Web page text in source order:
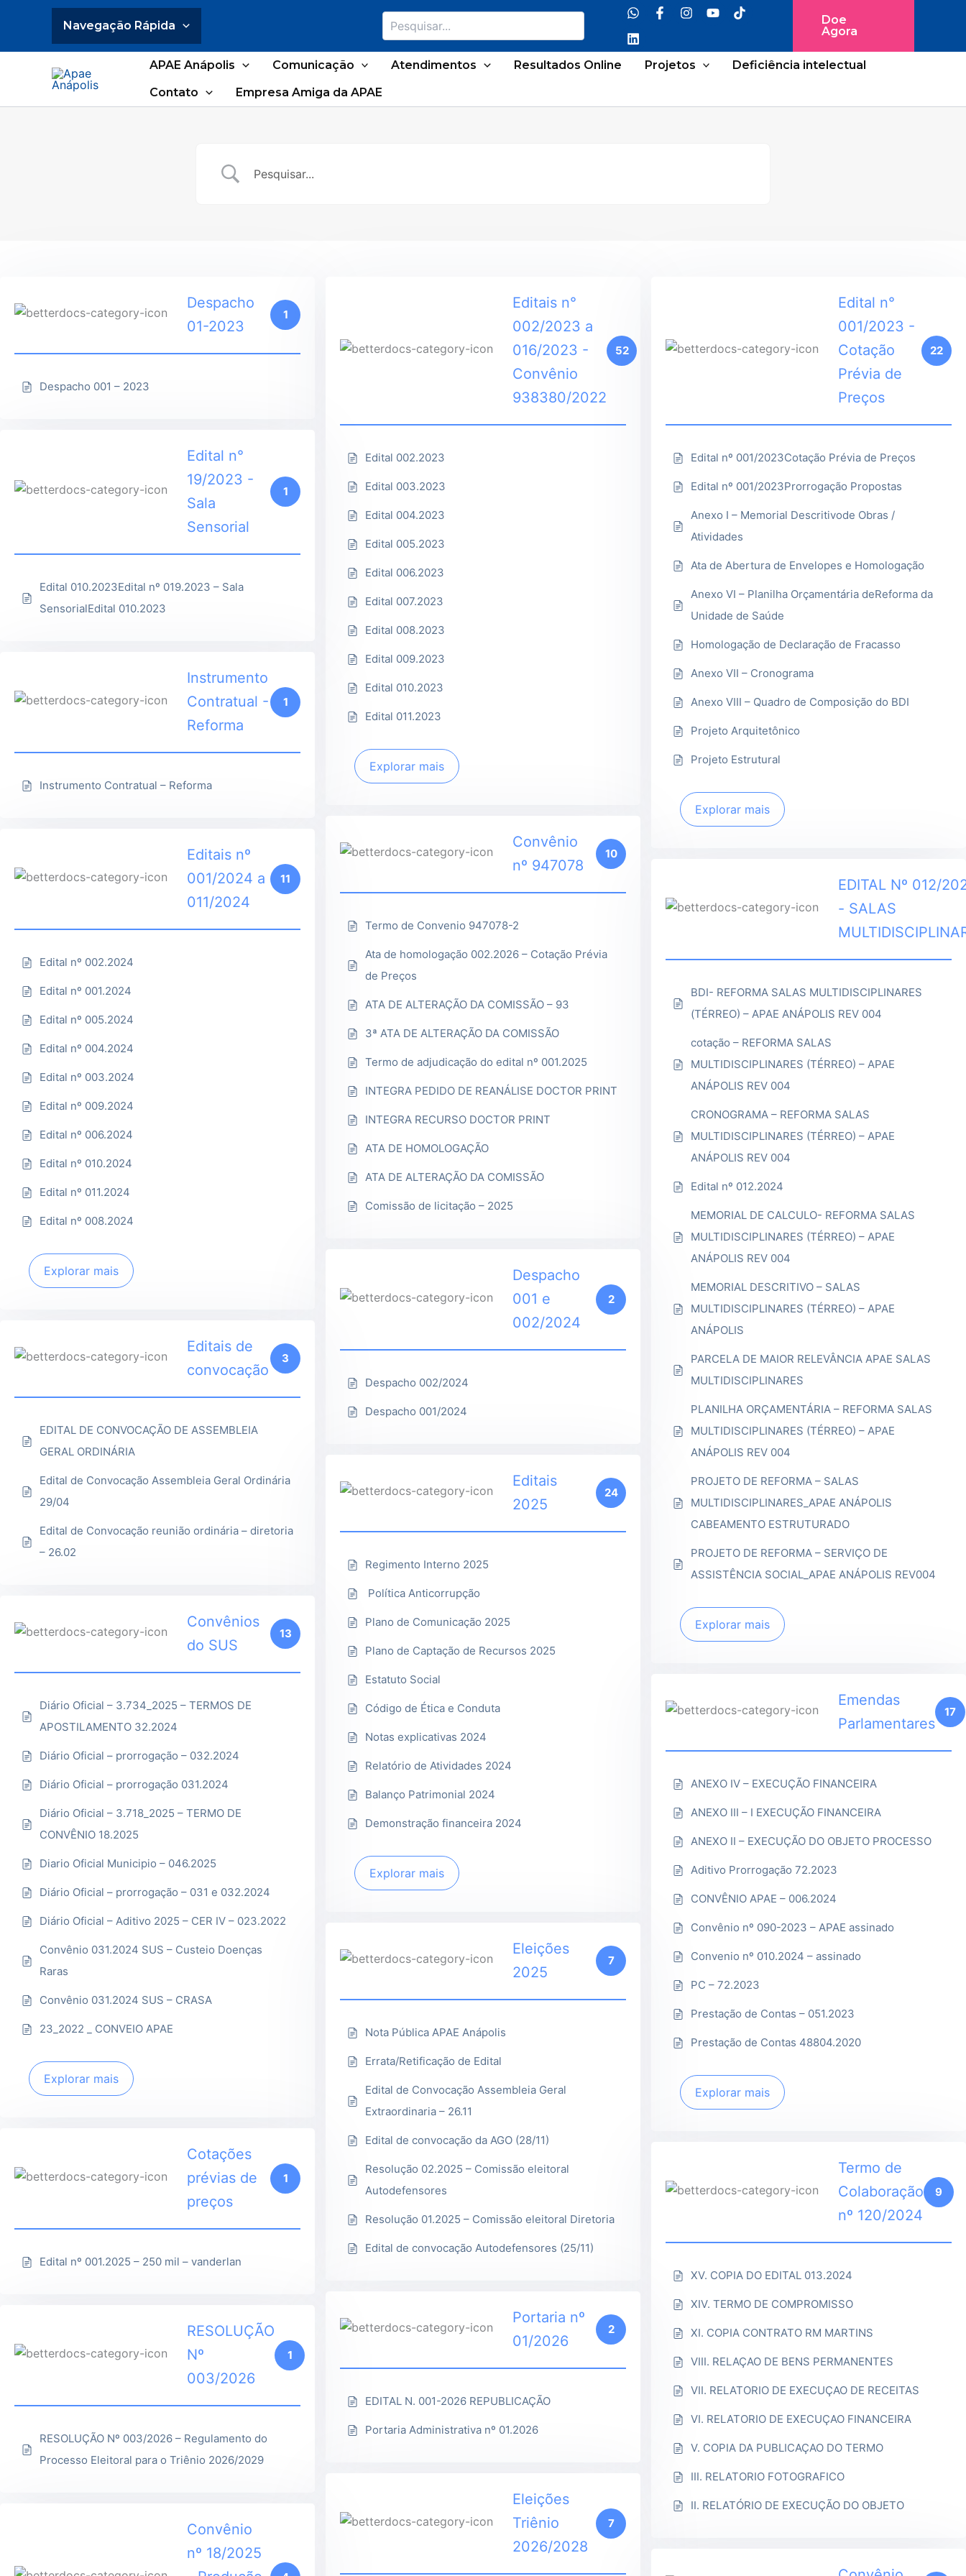
Navegação Rápida
Doe
Agora
APAE Anápolis Comunicação Atendimentos Resultados Online Projetos
Deficiência intelectual
Contato
Empresa Amiga da APAE
Despacho
01-2023
1
Despacho 001 – 2023
Editais n°
002/2023 a
016/2023 -
Convênio
938380/2022
52
Edital 002.2023
Edital 003.2023
Edital 004.2023
Edital 005.2023
Edital 006.2023
Edital 007.2023
Edital 008.2023
Edital 009.2023
Edital 010.2023
Edital 011.2023
Explorar mais
Edital n°
001/2023 -
Cotação
Prévia de
Preços
22
Edital nº 001/2023Cotação Prévia de Preços
Edital nº 001/2023Prorrogação Propostas
Anexo I – Memorial Descritivode Obras /
Atividades
Ata de Abertura de Envelopes e Homologação
Anexo VI – Planilha Orçamentária deReforma da
Unidade de Saúde
Homologação de Declaração de Fracasso
Anexo VII – Cronograma
Anexo VIII – Quadro de Composição do BDI
Projeto Arquitetônico
Projeto Estrutural
Explorar mais
Edital n°
19/2023 -
Sala
Sensorial
1
Edital 010.2023Edital nº 019.2023 – Sala
SensorialEdital 010.2023
Instrumento
Contratual -
Reforma
1
Instrumento Contratual – Reforma
Convênio
nº 947078
10
Termo de Convenio 947078-2
Ata de homologação 002.2026 – Cotação Prévia
de Preços
ATA DE ALTERAÇÃO DA COMISSÃO – 93
3ª ATA DE ALTERAÇÃO DA COMISSÃO
Termo de adjudicação do edital nº 001.2025
INTEGRA PEDIDO DE REANÁLISE DOCTOR PRINT
INTEGRA RECURSO DOCTOR PRINT
ATA DE HOMOLOGAÇÃO
ATA DE ALTERAÇÃO DA COMISSÃO
Comissão de licitação – 2025
Editais nº
001/2024 a
011/2024
11
Edital nº 002.2024
Edital nº 001.2024
Edital nº 005.2024
Edital nº 004.2024
Edital nº 003.2024
Edital nº 009.2024
Edital nº 006.2024
Edital nº 010.2024
Edital nº 011.2024
Edital nº 008.2024
Explorar mais
EDITAL Nº 012/
- SALAS
BDI- REFORMA SALAS MULTIDISCIPLINARES
(TÉRREO) – APAE ANÁPOLIS REV 004
cotação – REFORMA SALAS
MULTIDISCIPLINARES (TÉRREO) – APAE
ANÁPOLIS REV 004
CRONOGRAMA – REFORMA SALAS
MULTIDISCIPLINARES (TÉRREO) – APAE
ANÁPOLIS REV 004
Edital nº 012.2024
MEMORIAL DE CALCULO- REFORMA SALAS
MULTIDISCIPLINARES (TÉRREO) – APAE
ANÁPOLIS REV 004
MEMORIAL DESCRITIVO – SALAS
MULTIDISCIPLINARES (TÉRREO) – APAE
ANÁPOLIS
PARCELA DE MAIOR RELEVÂNCIA APAE SALAS
MULTIDISCIPLINARES
PLANILHA ORÇAMENTÁRIA – REFORMA SALAS
MULTIDISCIPLINARES (TÉRREO) – APAE
ANÁPOLIS REV 004
PROJETO DE REFORMA – SALAS
MULTIDISCIPLINARES_APAE ANÁPOLIS
CABEAMENTO ESTRUTURADO
PROJETO DE REFORMA – SERVIÇO DE
ASSISTÊNCIA SOCIAL_APAE ANÁPOLIS REV004
Explorar mais
Despacho
001 e
002/2024
2
Despacho 002/2024
Despacho 001/2024
Editais de
convocação
3
EDITAL DE CONVOCAÇÃO DE ASSEMBLEIA
GERAL ORDINÁRIA
Edital de Convocação Assembleia Geral Ordinária
29/04
Edital de Convocação reunião ordinária – diretoria
– 26.02
Editais
2025
24
Regimento Interno 2025
Política Anticorrupção
Plano de Comunicação 2025
Plano de Captação de Recursos 2025
Estatuto Social
Código de Ética e Conduta
Notas explicativas 2024
Relatório de Atividades 2024
Balanço Patrimonial 2024
Demonstração financeira 2024
Explorar mais
Convênios
do SUS
13
Diário Oficial – 3.734_2025 – TERMOS DE
APOSTILAMENTO 32.2024
Diário Oficial – prorrogação – 032.2024
Diário Oficial – prorrogação 031.2024
Diário Oficial – 3.718_2025 – TERMO DE
CONVÊNIO 18.2025
Diario Oficial Municipio – 046.2025
Diário Oficial – prorrogação – 031 e 032.2024
Diário Oficial – Aditivo 2025 – CER IV – 023.2022
Convênio 031.2024 SUS – Custeio Doenças
Raras
Convênio 031.2024 SUS – CRASA
23_2022 _ CONVEIO APAE
Explorar mais
Emendas
Parlamentares
17
ANEXO IV – EXECUÇÃO FINANCEIRA
ANEXO III – I EXECUÇÃO FINANCEIRA
ANEXO II – EXECUÇÃO DO OBJETO PROCESSO
Aditivo Prorrogação 72.2023
CONVÊNIO APAE – 006.2024
Convênio nº 090-2023 – APAE assinado
Convenio nº 010.2024 – assinado
PC – 72.2023
Prestação de Contas – 051.2023
Prestação de Contas 48804.2020
Explorar mais
Eleições
2025
7
Nota Pública APAE Anápolis
Errata/Retificação de Edital
Edital de Convocação Assembleia Geral
Extraordinaria – 26.11
Edital de convocação da AGO (28/11)
Resolução 02.2025 – Comissão eleitoral
Autodefensores
Resolução 01.2025 – Comissão eleitoral Diretoria
Edital de convocação Autodefensores (25/11)
Cotações
prévias de
preços
1
Edital nº 001.2025 – 250 mil – vanderlan
Termo de
Colaboração
nº 120/2024
9
XV. COPIA DO EDITAL 013.2024
XIV. TERMO DE COMPROMISSO
XI. COPIA CONTRATO RM MARTINS
VIII. RELAÇAO DE BENS PERMANENTES
VII. RELATORIO DE EXECUÇAO DE RECEITAS
VI. RELATORIO DE EXECUÇAO FINANCEIRA
V. COPIA DA PUBLICAÇAO DO TERMO
III. RELATORIO FOTOGRAFICO
II. RELATÓRIO DE EXECUÇÃO DO OBJETO
Portaria nº
01/2026
2
EDITAL N. 001-2026 REPUBLICAÇÃO
Portaria Administrativa nº 01.2026
RESOLUÇÃO
Nº
003/2026
1
RESOLUÇÃO Nº 003/2026 – Regulamento do
Processo Eleitoral para o Triênio 2026/2029
Eleições
Triênio
2026/2028
7
Convênio
nº 18/2025